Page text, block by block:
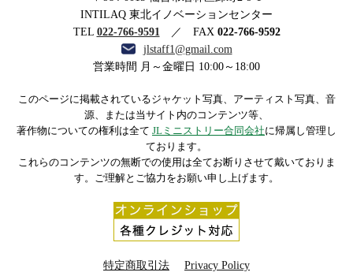
ストリー合同会社
INTILAQ 東北イノベーションセンター
TEL 022-766-9591 ／ FAX 022-766-9592
jlstaff1@gmail.com
営業時間 月～金曜日 10:00～18:00
このページに掲載されているジャケット写真、アーティスト写真、音
源、または当サイト内のコンテンツ等、
著作物についての権利は全て JLミニストリー合同会社に帰属し管理し
ております。
これらのコンテンツの無断での使用は全てお断りさせて戴いておりま
す。ご理解とご協力をお願い申し上げます。
特定商取引法 Privacy Policy